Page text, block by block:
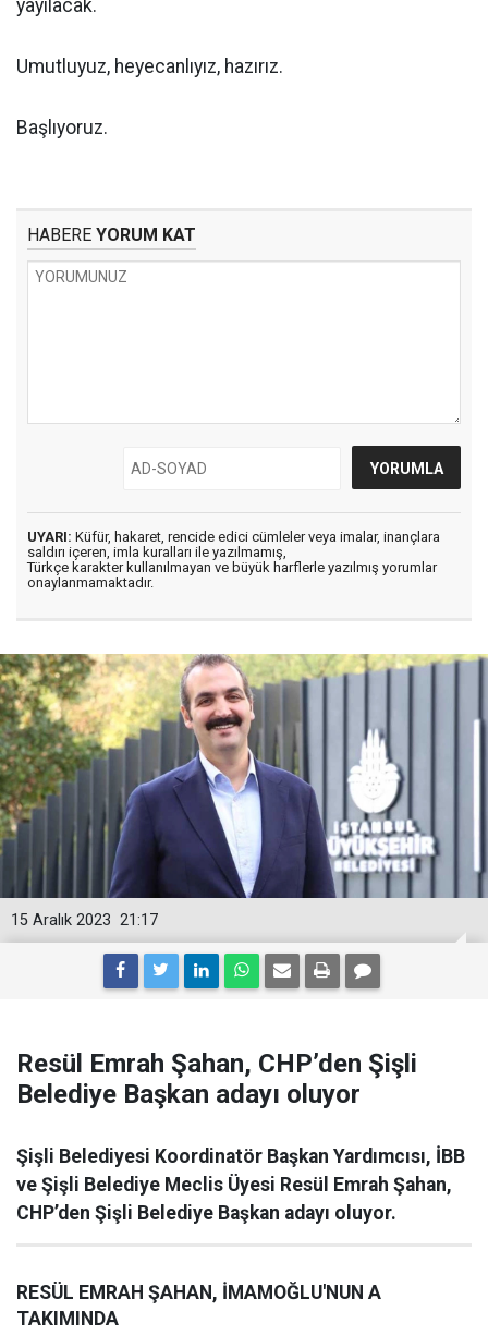
yayılacak.
Umutluyuz, heyecanlıyız, hazırız.
Başlıyoruz.
HABERE YORUM KAT
UYARI: Küfür, hakaret, rencide edici cümleler veya imalar, inançlara
saldırı içeren, imla kuralları ile yazılmamış,
Türkçe karakter kullanılmayan ve büyük harflerle yazılmış yorumlar
onaylanmamaktadır.
21:17
15 Aralık 2023
Resül Emrah Şahan, CHP’den Şişli
Belediye Başkan adayı oluyor
Şişli Belediyesi Koordinatör Başkan Yardımcısı, İBB
ve Şişli Belediye Meclis Üyesi Resül Emrah Şahan,
CHP’den Şişli Belediye Başkan adayı oluyor.
RESÜL EMRAH ŞAHAN, İMAMOĞLU'NUN A
TAKIMINDA